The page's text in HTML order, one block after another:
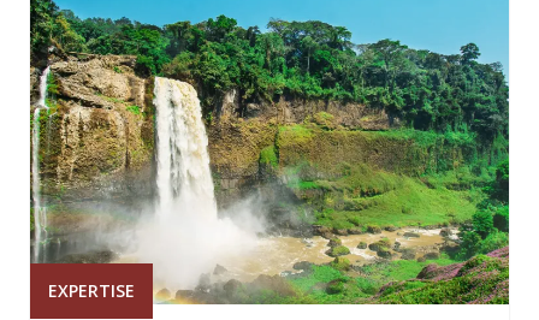
EXPERTISE